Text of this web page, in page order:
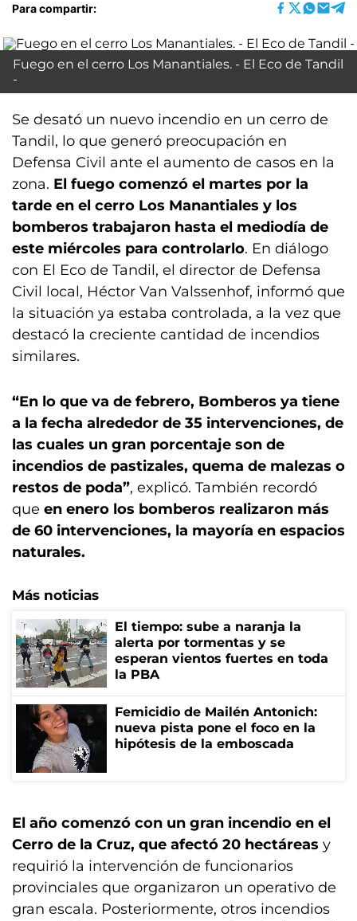
Para compartir:
Fuego en el cerro Los Manantiales. - El Eco de Tandil
-
Se desató un nuevo incendio en un cerro de
Tandil, lo que generó preocupación en
Defensa Civil ante el aumento de casos en la
zona. El fuego comenzó el martes por la
tarde en el cerro Los Manantiales y los
bomberos trabajaron hasta el mediodía de
este miércoles para controlarlo. En diálogo
con El Eco de Tandil, el director de Defensa
Civil local, Héctor Van Valssenhof, informó que
la situación ya estaba controlada, a la vez que
destacó la creciente cantidad de incendios
similares.
“En lo que va de febrero, Bomberos ya tiene
a la fecha alrededor de 35 intervenciones, de
las cuales un gran porcentaje son de
incendios de pastizales, quema de malezas o
restos de poda”, explicó. También recordó
que en enero los bomberos realizaron más
de 60 intervenciones, la mayoría en espacios
naturales.
Más noticias
El tiempo: sube a naranja la
alerta por tormentas y se
esperan vientos fuertes en toda
la PBA
Femicidio de Mailén Antonich:
nueva pista pone el foco en la
hipótesis de la emboscada
El año comenzó con un gran incendio en el
Cerro de la Cruz, que afectó 20 hectáreas y
requirió la intervención de funcionarios
provinciales que organizaron un operativo de
gran escala. Posteriormente, otros incendios